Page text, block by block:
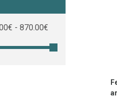
€ - 870.00€